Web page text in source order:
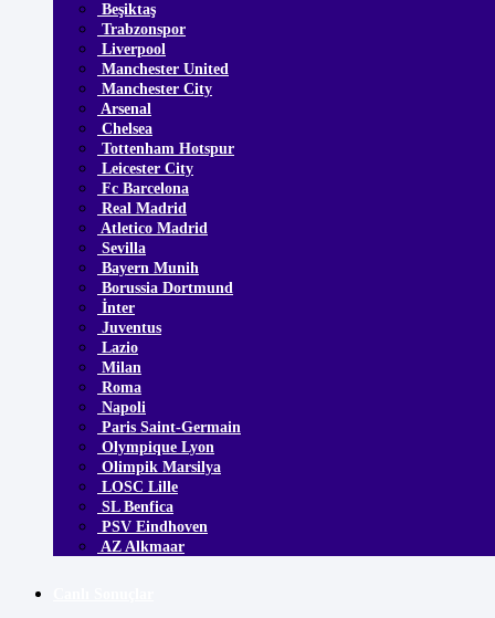
Beşiktaş
Trabzonspor
Liverpool
Manchester United
Manchester City
Arsenal
Chelsea
Tottenham Hotspur
Leicester City
Fc Barcelona
Real Madrid
Atletico Madrid
Sevilla
Bayern Munih
Borussia Dortmund
İnter
Juventus
Lazio
Milan
Roma
Napoli
Paris Saint-Germain
Olympique Lyon
Olimpik Marsilya
LOSC Lille
SL Benfica
PSV Eindhoven
AZ Alkmaar